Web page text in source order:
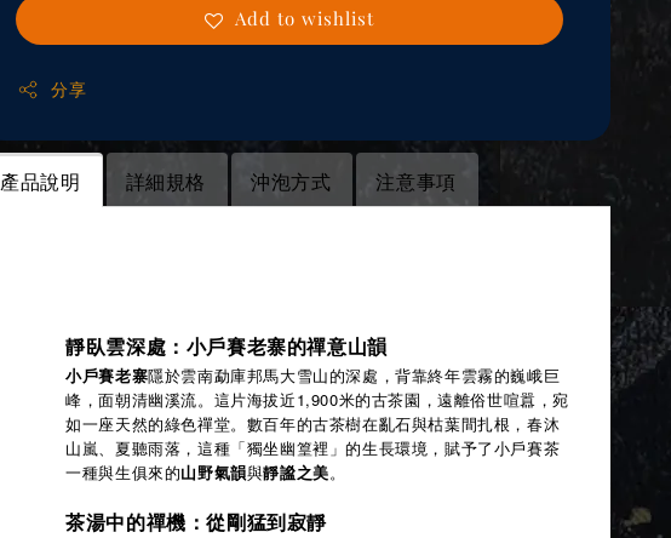
Add to wishlist
分享
產品說明 詳細規格 沖泡方式 注意事項
靜臥雲深處：小戶賽老寨的禪意山韻
小戶賽老寨隱於雲南勐庫邦馬大雪山的深處，背靠終年雲霧的巍峨巨
峰，面朝清幽溪流。這片海拔近1,900米的古茶園，遠離俗世喧囂，宛
如一座天然的綠色禪堂。數百年的古茶樹在亂石與枯葉間扎根，春沐
山嵐、夏聽雨落，這種「獨坐幽篁裡」的生長環境，賦予了小戶賽茶
一種與生俱來的山野氣韻與靜謐之美。
茶湯中的禪機：從剛猛到寂靜